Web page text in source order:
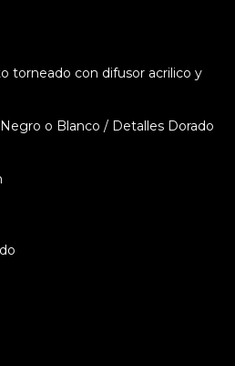
torneado con difusor acrilico y
o Blanco / Detalles Dorado